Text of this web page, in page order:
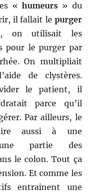
«humeurs » du
il fallait le purger
on utilisait les
pour le purger par
On multipliait
de clystères.
le patient, il
parce qu’il
Par ailleurs, le
aussi à une
partie des
le colon. Tout ça
Et comme les
entrainent une